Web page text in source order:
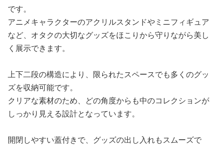
です。
アニメキャラクターのアクリルスタンドやミニフィギュア
など、オタクの大切なグッズをほこりから守りながら美し
く展示できます。
上下二段の構造により、限られたスペースでも多くのグッ
ズを収納可能です。
クリアな素材のため、どの角度からも中のコレクションが
しっかり見える設計となっています。
開閉しやすい蓋付きで、グッズの出し入れもスムーズで